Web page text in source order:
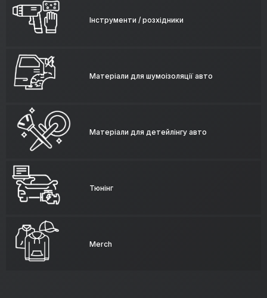
Інструменти / розхідники
Матеріали для шумоізоляції авто
Матеріали для детейлінгу авто
Тюнінг
Merch